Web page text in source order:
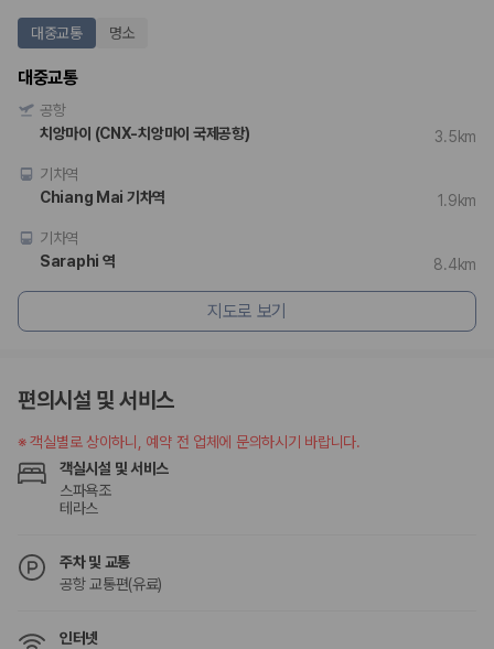
대중교통 명소
대중교통
공항
치앙마이 (CNX-치앙마이 국제공항)
3.5km
기차역
Chiang Mai 기차역
1.9km
기차역
Saraphi 역
8.4km
지도로 보기
편의시설 및 서비스
※객실별로 상이하니, 예약 전 업체에 문의하시기 바랍니다.
객실시설 및 서비스
스파욕조
테라스
주차 및 교통
공항 교통편(유료)
인터넷